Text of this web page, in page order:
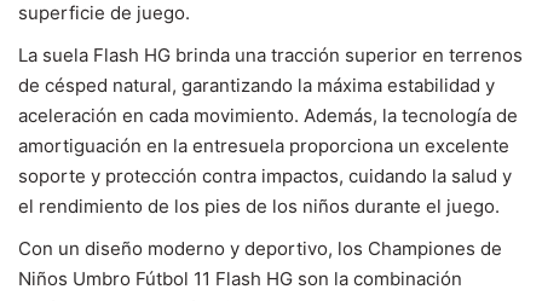
superficie de juego.
La suela Flash HG brinda una tracción superior en terrenos
de césped natural, garantizando la máxima estabilidad y
aceleración en cada movimiento. Además, la tecnología de
amortiguación en la entresuela proporciona un excelente
soporte y protección contra impactos, cuidando la salud y
el rendimiento de los pies de los niños durante el juego.
Con un diseño moderno y deportivo, los Championes de
Niños Umbro Fútbol 11 Flash HG son la combinación